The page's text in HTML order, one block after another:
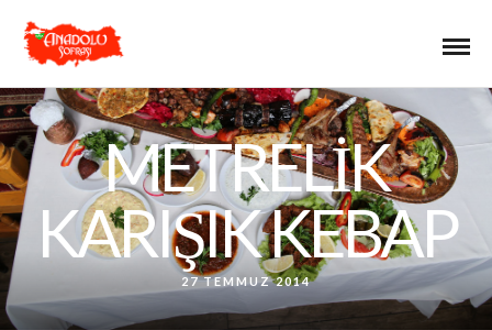
METRELIK
KARIŞIK KEBAP
27 TEMMUZ 2014